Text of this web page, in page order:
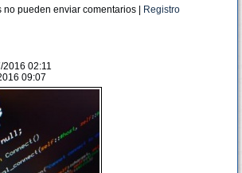
pueden enviar comentarios | Registro
02:11
09:07